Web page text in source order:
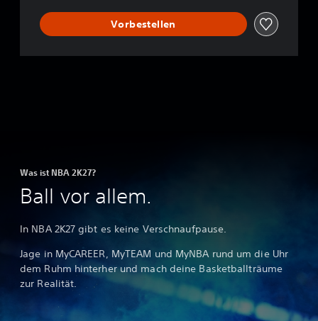
Vorbestellen
Was ist NBA 2K27?
Ball vor allem.
In NBA 2K27 gibt es keine Verschnaufpause.
Jage in MyCAREER, MyTEAM und MyNBA rund um die Uhr
dem Ruhm hinterher und mach deine Basketballträume
zur Realität.